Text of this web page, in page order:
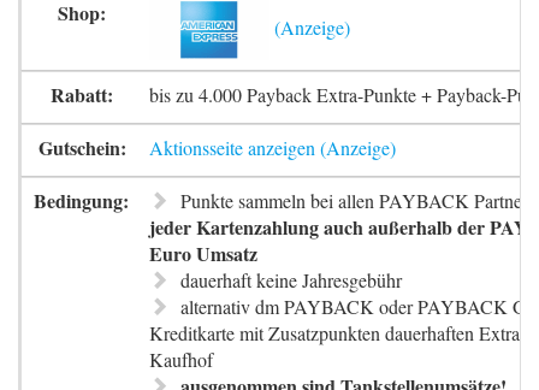
bis zu 4.000 Payback Extra-Punkte + Payback-
Aktionsseite anzeigen
Punkte sammeln bei allen PAYBACK
jeder Kartenzahlung auch außerhalb der
Euro Umsatz
dauerhaft keine Jahresgebühr
alternativ dm PAYBACK oder PAYBACK
Kreditkarte mit Zusatzpunkten dauerhaften Extra-
Kaufhof